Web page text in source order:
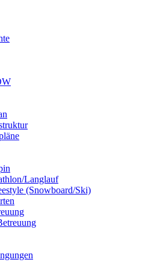
Langlauf
(Snowboard/Ski)